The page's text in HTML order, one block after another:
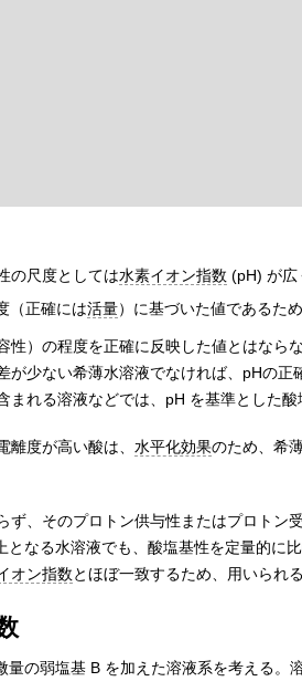
の尺度としては水素イオン指数 (pH) が広
（正確には活量）に基づいた値であるた
性）の程度を正確に反映した値とはなら
が少ない希薄水溶液でなければ、pHの
まれる溶液などでは、pH を基準とした酸
離度が高い酸は、 水平化効果のため、希
ず、そのプロトン供与性またはプロトン
となる水溶液でも、酸塩基性を定量的に
オン指数とほぼ一致するため、用いられ
量の弱塩基 B を加えた溶液系を考える。